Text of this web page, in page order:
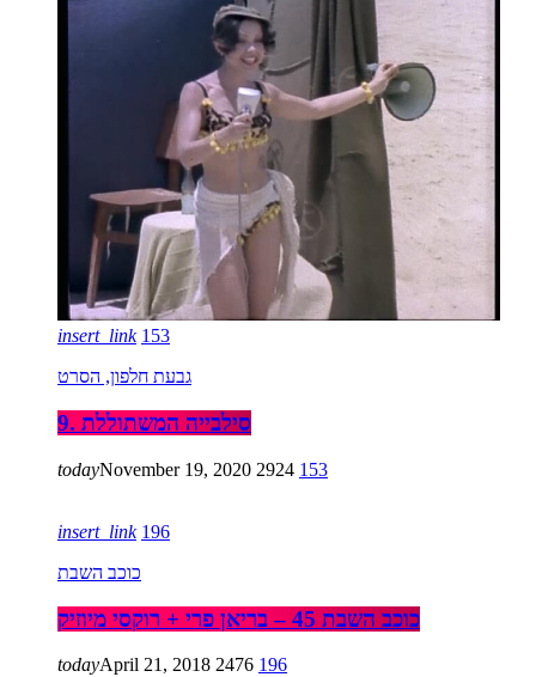
insert_link 153
גבעת חלפון, הסרט
9. סילבייה המשתוללת
todayNovember 19, 2020 2924 153
insert_link 196
כוכב השבת
כוכב השבת 45 – בריאן פרי + רוקסי מיוזיק
todayApril 21, 2018 2476 196